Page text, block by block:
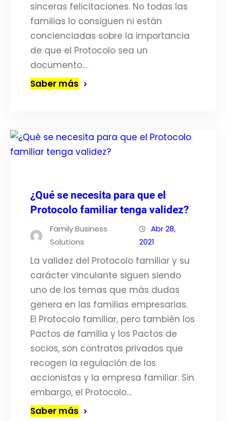
sinceras felicitaciones. No todas las
familias lo consiguen ni están
concienciadas sobre la importancia
de que el Protocolo sea un
documento…
Saber más
¿Qué se necesita para que el
Protocolo familiar tenga validez?
Family Business
Solutions
Abr 28,
2021
La validez del Protocolo familiar y su
carácter vinculante siguen siendo
uno de los temas que más dudas
genera en las familias empresarias.
El Protocolo familiar, pero también los
Pactos de familia y los Pactos de
socios, son contratos privados que
recogen la regulación de los
accionistas y la empresa familiar. Sin
embargo, el Protocolo…
Saber más